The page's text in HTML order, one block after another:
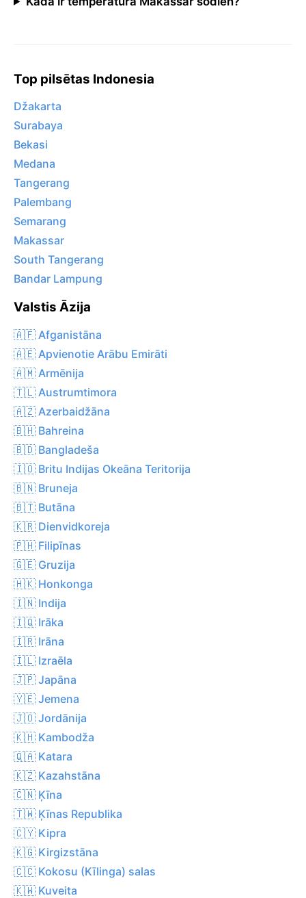
Top pilsētas Indonesia
Džakarta
Surabaya
Bekasi
Medana
Tangerang
Palembang
Semarang
Makassar
South Tangerang
Bandar Lampung
Valstis Āzija
🇦🇫 Afganistāna
🇦🇪 Apvienotie Arābu Emirāti
🇦🇲 Armēnija
🇹🇱 Austrumtimora
🇦🇿 Azerbaidžāna
🇧🇭 Bahreina
🇧🇩 Bangladeša
🇮🇴 Britu Indijas Okeāna Teritorija
🇧🇳 Bruneja
🇧🇹 Butāna
🇰🇷 Dienvidkoreja
🇵🇭 Filipīnas
🇬🇪 Gruzija
🇭🇰 Honkonga
🇮🇳 Indija
🇮🇶 Irāka
🇮🇷 Irāna
🇮🇱 Izraēla
🇯🇵 Japāna
🇾🇪 Jemena
🇯🇴 Jordānija
🇰🇭 Kambodža
🇶🇦 Katara
🇰🇿 Kazahstāna
🇨🇳 Ķīna
🇹🇼 Ķīnas Republika
🇨🇾 Kipra
🇰🇬 Kirgizstāna
🇨🇨 Kokosu (Kīlinga) salas
🇰🇼 Kuveita